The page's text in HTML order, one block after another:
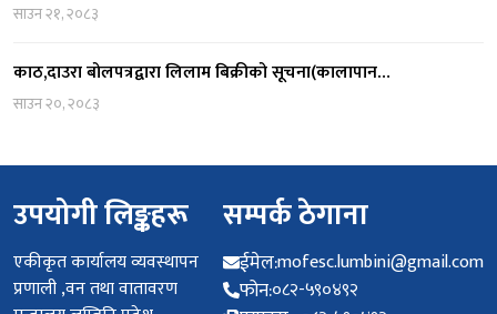
साउन २१, २०८३
काठ,दाउरा बोलपत्रद्वारा लिलाम बिक्रीको सूचना(कालापान…
साउन २०, २०८३
उपयोगी लिङ्कहरू
एकीकृत कार्यालय व्यवस्थापन
प्रणाली ,वन तथा वातावरण
सम्पर्क ठेगाना
ईमेल:mofesc.lumbini@gmail.com
फोन:०८२-५९०४९२